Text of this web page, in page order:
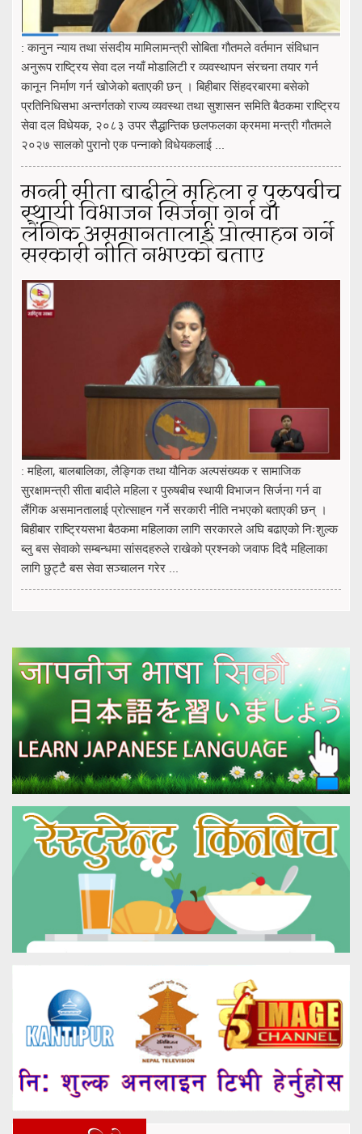
: कानुन न्याय तथा संसदीय मामिलामन्त्री सोबिता गौतमले वर्तमान संविधान
अनुरूप राष्ट्रिय सेवा दल नयाँ मोडालिटी र व्यवस्थापन संरचना तयार गर्न
कानून निर्माण गर्न खोजेको बताएकी छन् । बिहीबार सिंहदरबारमा बसेको
प्रतिनिधिसभा अन्तर्गतको राज्य व्यवस्था तथा सुशासन समिति बैठकमा राष्ट्रिय
सेवा दल विधेयक, २०८३ उपर सैद्धान्तिक छलफलका क्रममा मन्त्री गौतमले
२०२७ सालको पुरानो एक पन्नाको विधेयकलाई ...
मन्त्री सीता बादीले महिला र पुरुषबीच
स्थायी विभाजन सिर्जना गर्न वा
लैंगिक असमानतालाई प्रोत्साहन गर्ने
सरकारी नीति नभएको बताए
: महिला, बालबालिका, लैङ्गिक तथा यौनिक अल्पसंख्यक र सामाजिक
सुरक्षामन्त्री सीता बादीले महिला र पुरुषबीच स्थायी विभाजन सिर्जना गर्न वा
लैंगिक असमानतालाई प्रोत्साहन गर्ने सरकारी नीति नभएको बताएकी छन् ।
बिहीबार राष्ट्रियसभा बैठकमा महिलाका लागि सरकारले अघि बढाएको निःशुल्क
ब्लु बस सेवाको सम्बन्धमा सांसदहरुले राखेको प्रश्नको जवाफ दिदै महिलाका
लागि छुट्टै बस सेवा सञ्चालन गरेर ...